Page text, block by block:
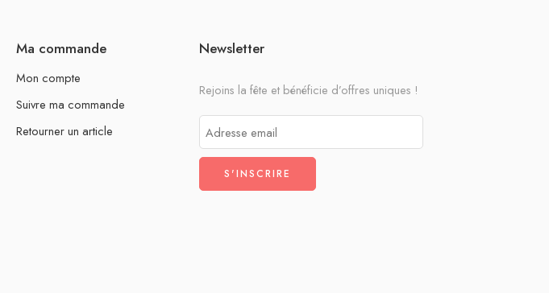
Ma commande
Mon compte
Suivre ma commande
Retourner un article
Newsletter
Rejoins la fête et bénéficie d’offres uniques !